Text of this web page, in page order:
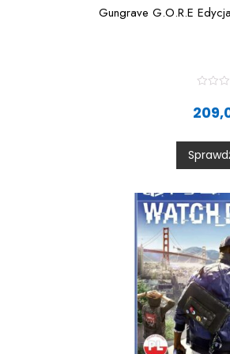
Gungrave G.O.R.E
t
0
o
u
t
5